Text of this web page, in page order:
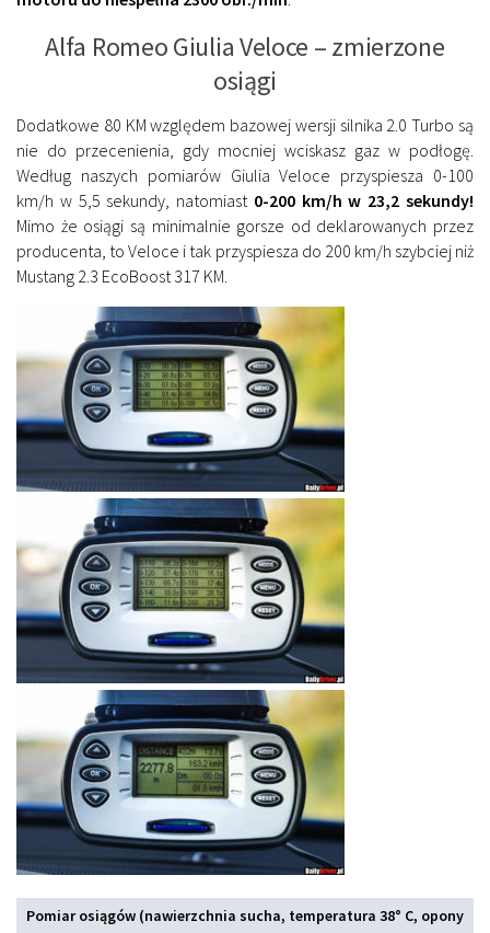
Alfa Romeo Giulia Veloce – zmierzone
osiągi
Dodatkowe 80 KM względem bazowej wersji silnika 2.0 Turbo są
nie do przecenienia, gdy mocniej wciskasz gaz w podłogę.
Według naszych pomiarów Giulia Veloce przyspiesza 0-100
km/h w 5,5 sekundy, natomiast 0-200 km/h w 23,2 sekundy!
Mimo że osiągi są minimalnie gorsze od deklarowanych przez
producenta, to Veloce i tak przyspiesza do 200 km/h szybciej niż
Mustang 2.3 EcoBoost 317 KM.
Pomiar osiągów (nawierzchnia sucha, temperatura 38° C, opony